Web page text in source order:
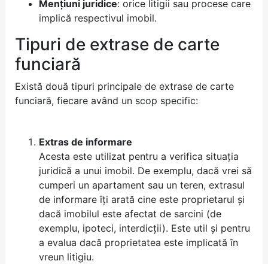
Mențiuni juridice: orice litigii sau procese care
implică respectivul imobil.
Tipuri de extrase de carte
funciară
Există două tipuri principale de extrase de carte
funciară, fiecare având un scop specific:
Extras de informare
Acesta este utilizat pentru a verifica situația
juridică a unui imobil. De exemplu, dacă vrei să
cumperi un apartament sau un teren, extrasul
de informare îți arată cine este proprietarul și
dacă imobilul este afectat de sarcini (de
exemplu, ipoteci, interdicții). Este util și pentru
a evalua dacă proprietatea este implicată în
vreun litigiu.